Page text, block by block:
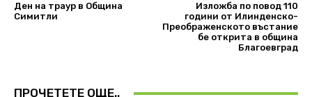
Ден на траур в Община
Симитли
Изложба по повод 110
години от Илинденско-
Преображенското въстание
бе открита в община
Благоевград
ПРОЧЕТЕТЕ ОЩЕ..